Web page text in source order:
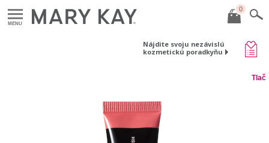
MENU
0
Nájdite svoju nezávislú
kozmetickú poradkyňu
Tlač